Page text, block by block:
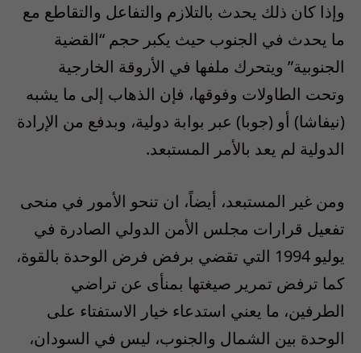
وإذا كان ذلك يحدث بالتلازم والتفاعل والتقاطع مع
ما يحدث في الجنوب حيث يكبر حجم “القضية
الجنوبية” ويتحرك ملفها في الأروقة الخارجية
وتحت الطاولات وفوقها، فإن الذهاب إلى ما يشبه
(نيفاشا) أو (جوبا) عبر بوابة دولية، وبدفع من الإرادة
الدولية لم يعد بالأمر المستبعد.
ومن غير المستبعد، أيضاً، ان تنحو الأمور في منحى
تفعيل قرارات مجلس الأمن الدولي الصادرة في
يوليو 1994 التي تقضي برفض فرض الوحدة بالقوة،
كما ترفض تمرير صيغتها بمنأى عن تراضي
الطرفين، ما يعني استدعاء خيار الاستفتاء على
الوحدة بين الشمال والجنوب، ليس في السودان،